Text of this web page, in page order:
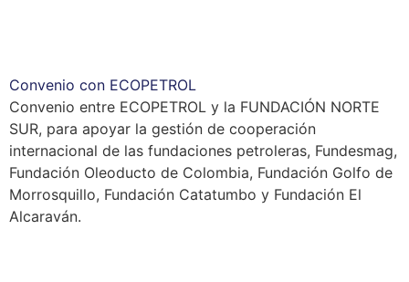
Convenio con ECOPETROL
Convenio entre ECOPETROL y la FUNDACIÓN NORTE
SUR, para apoyar la gestión de cooperación
internacional de las fundaciones petroleras, Fundesmag,
Fundación Oleoducto de Colombia, Fundación Golfo de
Morrosquillo, Fundación Catatumbo y Fundación El
Alcaraván.